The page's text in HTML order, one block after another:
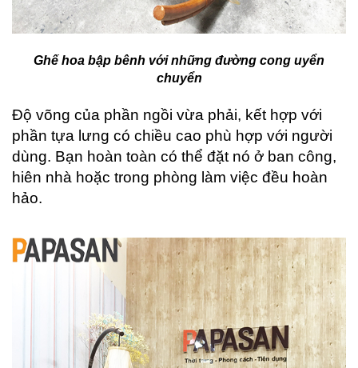
Ghế hoa bập bênh với những đường cong uyển
chuyển
Độ võng của phần ngồi vừa phải, kết hợp với
phần tựa lưng có chiều cao phù hợp với người
dùng. Bạn hoàn toàn có thể đặt nó ở ban công,
hiên nhà hoặc trong phòng làm việc đều hoàn
hảo.